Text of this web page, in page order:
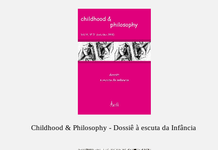
Childhood & Philosophy - Dossiê à escuta da Infância